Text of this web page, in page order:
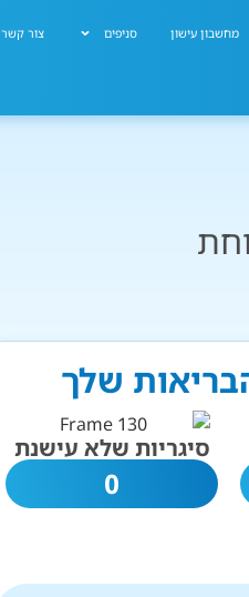
מחשבון עישון סניפים צור קשר
שלך
סיגריות שלא עישנת
0